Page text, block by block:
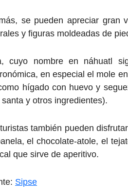
se pueden apreciar gran
y figuras moldeadas de
cuyo nombre en náhuatl
en especial el mole
hígado con huevo y
santa y otros ingredientes).
también pueden
el chocolate-atole, el
que sirve de aperitivo.
Sipse